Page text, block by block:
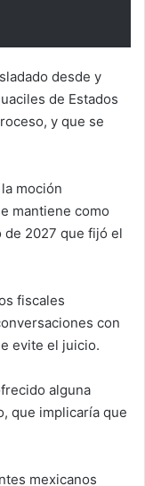
desde y
de Estados
y que se
moción
mantiene como
de 2027 que fijó el
fiscales
con
evite el juicio.
alguna
que implicaría que
mexicanos